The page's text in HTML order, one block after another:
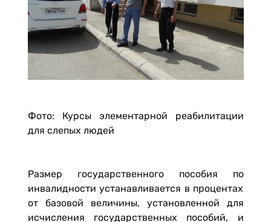
Фото: Курсы элементарной реабилитации
для слепых людей
Размер государственного пособия по
инвалидности устанавливается в процентах
от базовой величины, установленной для
исчисления государственных пособий, и